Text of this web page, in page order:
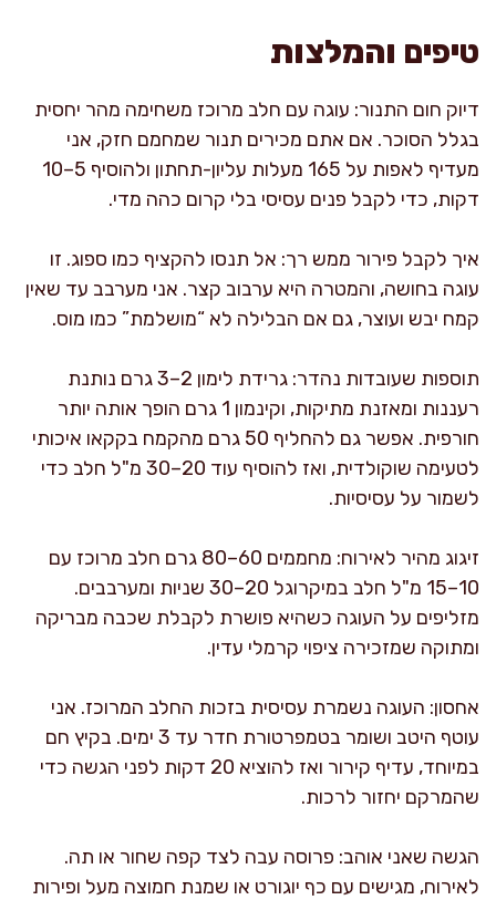
טיפים והמלצות
דיוק חום התנור: עוגה עם חלב מרוכז משחימה מהר יחסית
בגלל הסוכר. אם אתם מכירים תנור שמחמם חזק, אני
מעדיף לאפות על 165 מעלות עליון-תחתון ולהוסיף 5–10
דקות, כדי לקבל פנים עסיסי בלי קרום כהה מדי.
איך לקבל פירור ממש רך: אל תנסו להקציף כמו ספוג. זו
עוגה בחושה, והמטרה היא ערבוב קצר. אני מערבב עד שאין
קמח יבש ועוצר, גם אם הבלילה לא “מושלמת” כמו מוס.
תוספות שעובדות נהדר: גרידת לימון 2–3 גרם נותנת
רעננות ומאזנת מתיקות, וקינמון 1 גרם הופך אותה יותר
חורפית. אפשר גם להחליף 50 גרם מהקמח בקקאו איכותי
לטעימה שוקולדית, ואז להוסיף עוד 20–30 מ"ל חלב כדי
לשמור על עסיסיות.
זיגוג מהיר לאירוח: מחממים 60–80 גרם חלב מרוכז עם
10–15 מ"ל חלב במיקרוגל 20–30 שניות ומערבבים.
מזליפים על העוגה כשהיא פושרת לקבלת שכבה מבריקה
ומתוקה שמזכירה ציפוי קרמלי עדין.
אחסון: העוגה נשמרת עסיסית בזכות החלב המרוכז. אני
עוטף היטב ושומר בטמפרטורת חדר עד 3 ימים. בקיץ חם
במיוחד, עדיף קירור ואז להוציא 20 דקות לפני הגשה כדי
שהמרקם יחזור לרכות.
הגשה שאני אוהב: פרוסה עבה לצד קפה שחור או תה.
לאירוח, מגישים עם כף יוגורט או שמנת חמוצה מעל ופירות